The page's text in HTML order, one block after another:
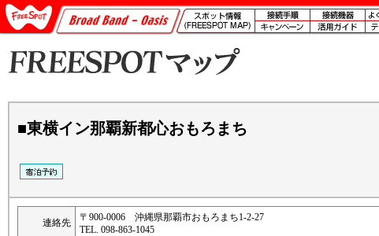
■東横イン那覇新都心おもろまち
連絡先
〒900-0006 沖縄県那覇市おもろまち1-2-27
TEL. 098-863-1045